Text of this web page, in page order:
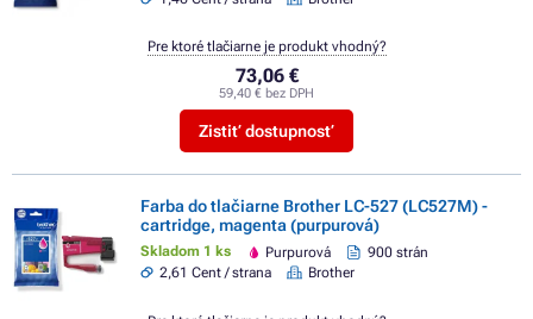
73,06 €
59,40 € bez DPH
Zistiť dostupnosť
Pre ktoré tlačiarne je produkt vhodný?
Farba do tlačiarne Brother LC-527 (LC527M) -
cartridge, magenta (purpurová)
Skladom 1 ks Purpurová
900 strán
2,61 Cent / strana
Brother